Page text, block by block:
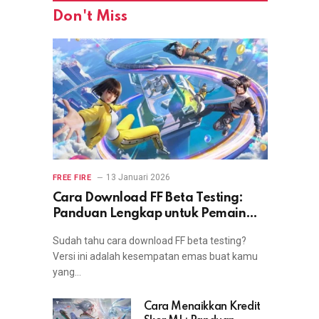
Don't Miss
FREE FIRE 13 Januari 2026
Cara Download FF Beta Testing:
Panduan Lengkap untuk Pemain
Sudah tahu cara download FF beta testing?
Versi ini adalah kesempatan emas buat kamu
yang…
Cara Menaikkan Kredit